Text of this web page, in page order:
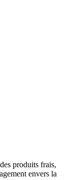
produits frais,
envers la